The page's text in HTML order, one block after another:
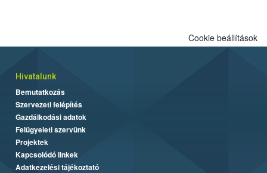
Cookie beállítások
Hivatalunk
Bemutatkozás
Szervezeti felépítés
Gazdálkodási adatok
Felügyeleti szervünk
Projektek
Kapcsolódó linkek
Adatkezelési tájékoztató